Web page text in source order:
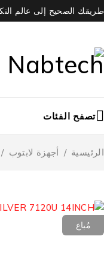
طريقك الصحيح إلى عالم
تصفح الفئات
الرئيسية / أجهزة لابتوب /
مُباع